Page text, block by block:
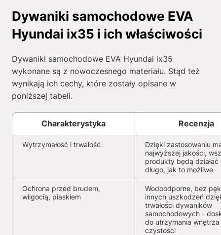
Dywaniki samochodowe EVA
Hyundai ix35 i ich właściwości
Dywaniki samochodowe EVA Hyundai ix35
wykonane są z nowoczesnego materiału. Stąd też
wynikają ich cechy, które zostały opisane w
poniższej tabeli.
Charakterystyka Recenzja
Wytrzymałość i trwałość
Dzięki zastosowaniu
najwyższej jakości,
produkty będą działać
długo, jak to możliwe
Ochrona przed brudem,
wilgocią, piaskiem
Wodoodporne, bez
innych uszkodzeń
trwałości dywaników
samochodowych -
do utrzymania wnętrza
czystości